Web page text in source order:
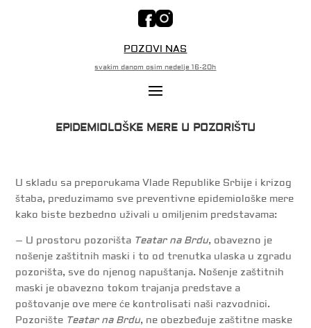
POZOVI NAS
svakim danom osim nedelje 16-20h
EPIDEMIOLOŠKE MERE U POZORIŠTU
U skladu sa preporukama Vlade Republike Srbije i krizog
štaba, preduzimamo sve preventivne epidemiološke mere
kako biste bezbedno uživali u omiljenim predstavama:
– U prostoru pozorišta Teatar na Brdu, obavezno je
nošenje zaštitnih maski i to od trenutka ulaska u zgradu
pozorišta, sve do njenog napuštanja. Nošenje zaštitnih
maski je obavezno tokom trajanja predstave a
poštovanje ove mere će kontrolisati naši razvodnici.
Pozorište Teatar na Brdu, ne obezbeđuje zaštitne maske